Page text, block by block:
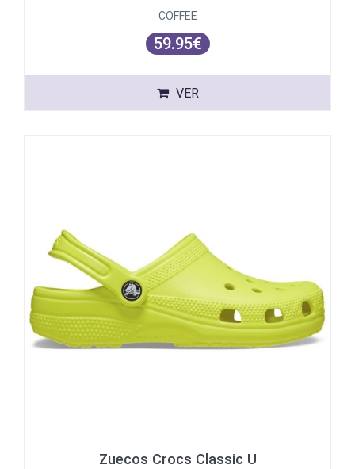
COFFEE
59.95€
VER
Zuecos Crocs Classic U